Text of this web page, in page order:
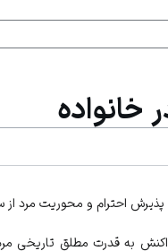
خانواده
پذیرش احترام و محوریت مرد از
واکنش به قدرت مطلق تاریخی